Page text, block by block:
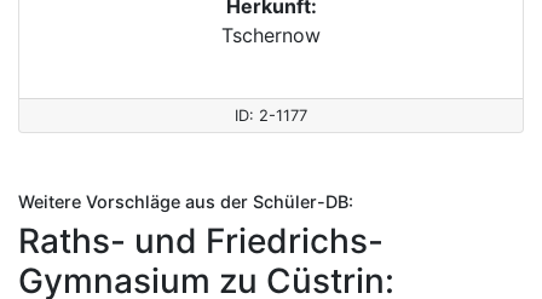
Herkunft:
Tschernow
ID: 2-1177
Weitere Vorschläge aus der Schüler-DB:
Raths- und Friedrichs-
Gymnasium zu Cüstrin: